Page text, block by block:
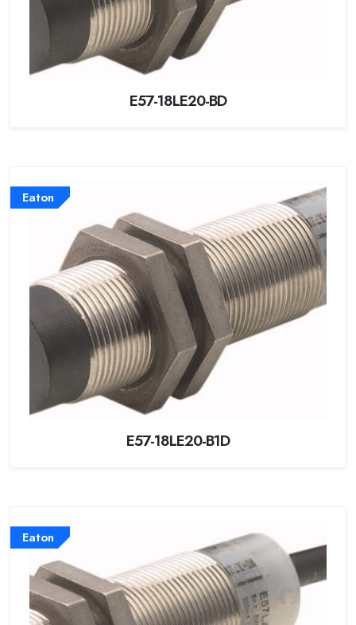
E57-18LE20-BD
Eaton
E57-18LE20-B1D
Eaton